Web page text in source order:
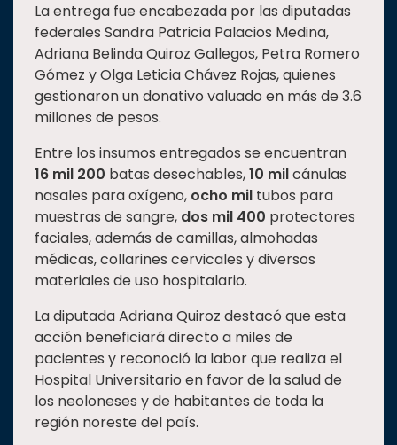
La entrega fue encabezada por las diputadas
federales Sandra Patricia Palacios Medina,
Adriana Belinda Quiroz Gallegos, Petra Romero
Gómez y Olga Leticia Chávez Rojas, quienes
gestionaron un donativo valuado en más de 3.6
millones de pesos.
Entre los insumos entregados se encuentran
16 mil 200 batas desechables,10 milcánulas
nasales para oxígeno, ocho mil tubos para
muestras de sangre, dos mil 400 protectores
faciales, además de camillas, almohadas
médicas, collarines cervicales y diversos
materiales de uso hospitalario.
La diputada Adriana Quiroz destacó que esta
acción beneficiará directo a miles de
pacientes y reconoció la labor que realiza el
Hospital Universitario en favor de la salud de
los neoloneses y de habitantes de toda la
región noreste del país.